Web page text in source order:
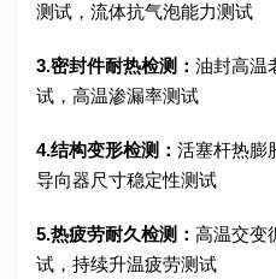
测试，流体抗气泡能力测试
3.密封件耐热检测： 油封高温
试，高温渗漏率测试
4.结构变形检测： 活塞杆热膨
导向器尺寸稳定性测试
5.热疲劳耐久检测： 高温交变
试，持续升温疲劳测试